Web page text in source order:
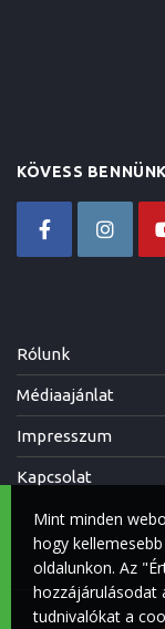
KÖVESS
Rólunk
Médiaajánlat
Impresszum
Kapcsolat
Mint minden
hogy
oldalunkon. Az
hozzájárulásodat
tudnivalókat a